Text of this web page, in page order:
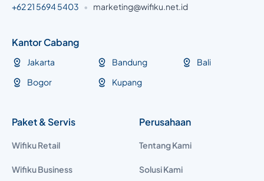
+62 21 5694 5403 • marketing@wifiku.net.id
Kantor Cabang
Jakarta
Bogor
Bandung
Kupang
Bali
Paket & Servis
Wifiku Retail
Wifiku Business
Perusahaan
Tentang Kami
Solusi Kami